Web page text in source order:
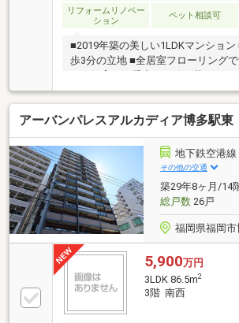
リフォームリノベー
ション
ペット相談可
■2019年築の美しい1LDKマンショ
歩3分の立地 ■全居室フローリングで
ット飼育可、愛犬と一緒に暮らせる
付オートロック完備 ■宅配ボックス
ポート
アーバンパレスアルカディア博多駅東
地下鉄空港線
その他の交通
築29年8ヶ月/14
総戸数26戸
福岡県福岡市
5,900万円
3LDK 86.5m2
3階 南西